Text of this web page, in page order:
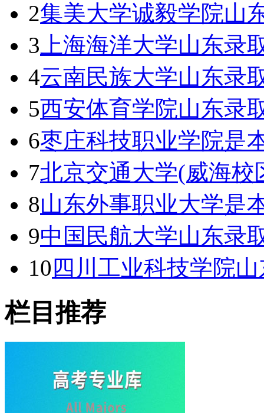
2集美大学诚毅学院山
3 上海海洋大学山东录
4云南民族大学山东录
5西安体育学院山东录
6枣庄科技职业学院是
7北京交通大学(威海
8山东外事职业大学是
9中国民航大学山东录
10 四川工业科技学院
栏目推荐